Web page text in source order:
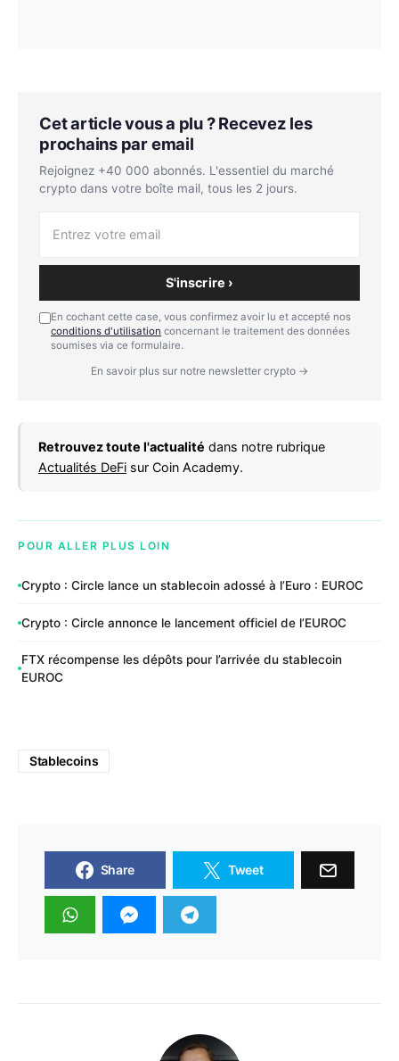
Cet article vous a plu ? Recevez les
prochains par email
Rejoignez +40 000 abonnés. L'essentiel du marché
crypto dans votre boîte mail, tous les 2 jours.
S'inscrire ›
En cochant cette case, vous confirmez avoir lu et accepté nos
conditions d'utilisation concernant le traitement des données
soumises via ce formulaire.
En savoir plus sur notre newsletter crypto →
Retrouvez toute l'actualité dans notre rubrique
Actualités DeFi sur Coin Academy.
POUR ALLER PLUS LOIN
Crypto : Circle lance un stablecoin adossé à l’Euro : EUROC
Crypto : Circle annonce le lancement officiel de l’EUROC
FTX récompense les dépôts pour l’arrivée du stablecoin
EUROC
Stablecoins
Share Tweet